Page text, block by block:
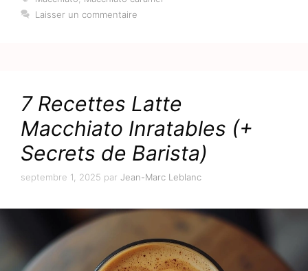
Laisser un commentaire
7 Recettes Latte
Macchiato Inratables (+
Secrets de Barista)
septembre 1, 2025 par Jean-Marc Leblanc